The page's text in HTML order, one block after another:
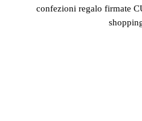
confezioni regalo firmate